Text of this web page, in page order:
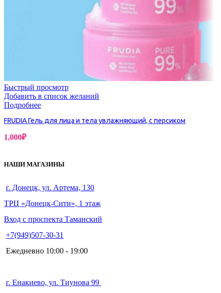
Быстрый просмотр
Добавить в список желаний
Подробнее
FRUDIA Гель для лица и тела увлажняющий, с персиком
1,000₽
НАШИ МАГАЗИНЫ
г. Донецк, ул. Артема, 130
ТРЦ «Донецк-Сити», 1 этаж
Вход с проспекта Таманский
+7(949)507-30-31
Ежедневно 10:00 - 19:00
г. Енакиево, ул. Тиунова 99